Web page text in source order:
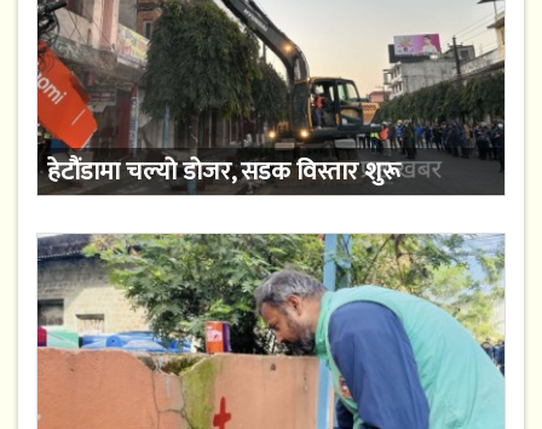
हेटौंडामा चल्यो डोजर, सडक विस्तार शुरू